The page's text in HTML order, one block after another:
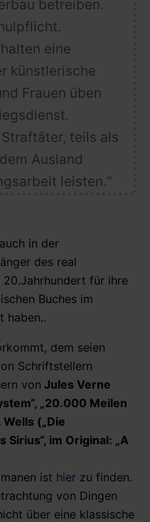
betreiben.
eine
künstlerische
Frauen üben
teils als
Ausland
leisten.“
in der
des real
20.Jahrhundert für ihre
Buches im
haben..
dem seien
Schriftstellern
von Jules Verne
„20.000 Meilen
Wells („Die
Sirius“, im Original: „A
ist hier zu finden.
von Dingen
über eine klassische